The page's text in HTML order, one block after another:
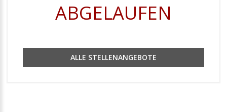
ABGELAUFEN
ALLE STELLENANGEBOTE